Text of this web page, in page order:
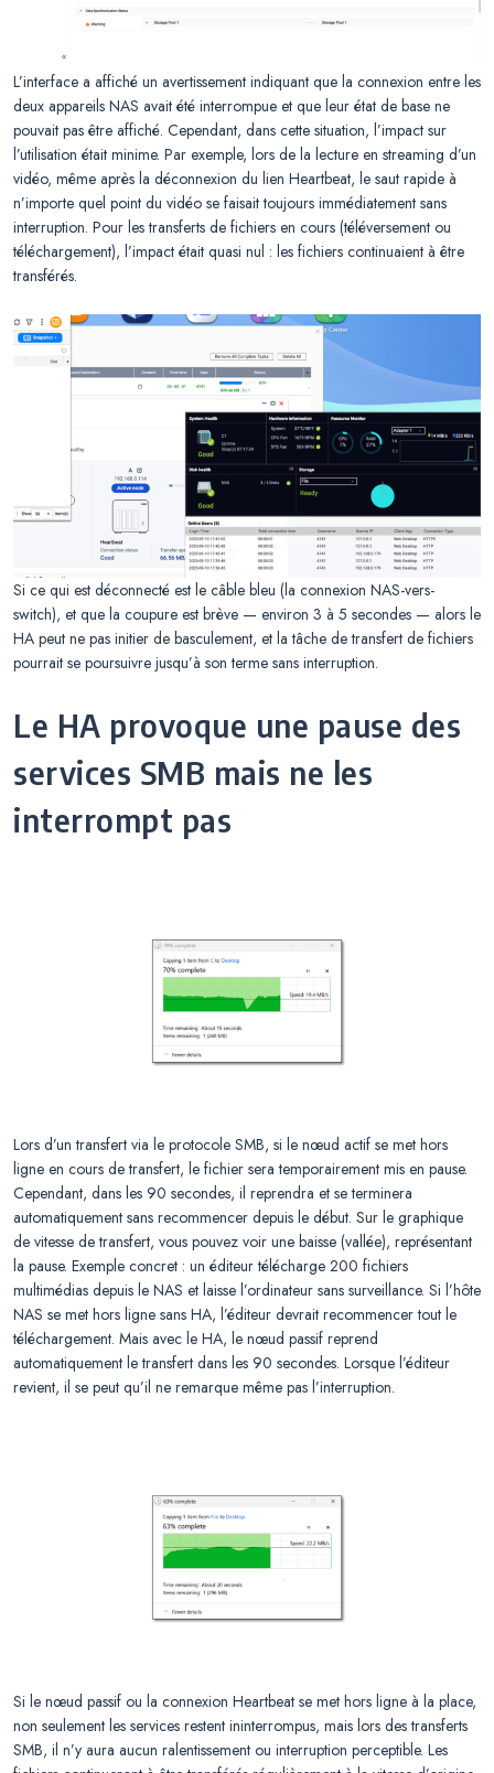
L’interface a affiché un avertissement indiquant que la connexion entre les
deux appareils NAS avait été interrompue et que leur état de base ne
pouvait pas être affiché. Cependant, dans cette situation, l’impact sur
l’utilisation était minime. Par exemple, lors de la lecture en streaming d’un
vidéo, même après la déconnexion du lien Heartbeat, le saut rapide à
n’importe quel point du vidéo se faisait toujours immédiatement sans
interruption. Pour les transferts de fichiers en cours (téléversement ou
téléchargement), l’impact était quasi nul : les fichiers continuaient à être
transférés.
Si ce qui est déconnecté est le câble bleu (la connexion NAS-vers-
switch), et que la coupure est brève — environ 3 à 5 secondes — alors le
HA peut ne pas initier de basculement, et la tâche de transfert de fichiers
pourrait se poursuivre jusqu’à son terme sans interruption.
Le HA provoque une pause des
services SMB mais ne les
interrompt pas
Lors d’un transfert via le protocole SMB, si le nœud actif se met hors
ligne en cours de transfert, le fichier sera temporairement mis en pause.
Cependant, dans les 90 secondes, il reprendra et se terminera
automatiquement sans recommencer depuis le début. Sur le graphique
de vitesse de transfert, vous pouvez voir une baisse (vallée), représentant
la pause. Exemple concret : un éditeur télécharge 200 fichiers
multimédias depuis le NAS et laisse l’ordinateur sans surveillance. Si l’hôte
NAS se met hors ligne sans HA, l’éditeur devrait recommencer tout le
téléchargement. Mais avec le HA, le nœud passif reprend
automatiquement le transfert dans les 90 secondes. Lorsque l’éditeur
revient, il se peut qu’il ne remarque même pas l’interruption.
Si le nœud passif ou la connexion Heartbeat se met hors ligne à la place,
non seulement les services restent ininterrompus, mais lors des transferts
SMB, il n’y aura aucun ralentissement ou interruption perceptible. Les